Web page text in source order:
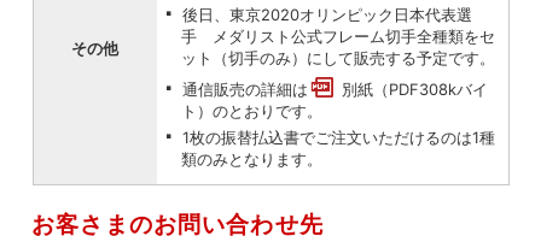
その他
後日、東京2020オリンピック日本代表選
手 メダリスト公式フレーム切手全種類をセ
ット（切手のみ）にして販売する予定です。
通信販売の詳細は
別紙（PDF308kバイ
ト）のとおりです。
1枚の振替払込書でご注文いただけるのは1種
類のみとなります。
お客さまのお問い合わせ先